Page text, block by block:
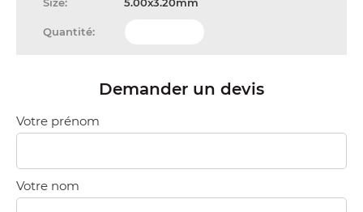
Demander un devis
Votre prénom
Votre nom